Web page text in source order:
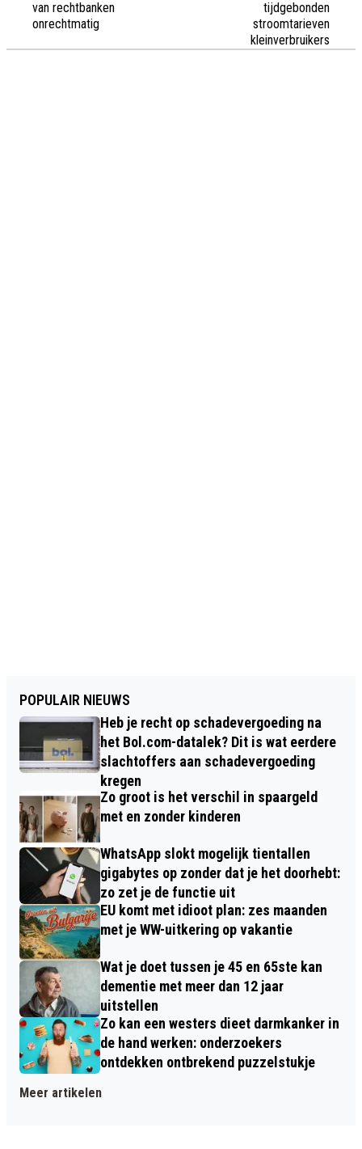
van rechtbanken
onrechtmatig
tijdgebonden
stroomtarieven
kleinverbruikers
POPULAIR NIEUWS
Heb je recht op schadevergoeding na
het Bol.com-datalek? Dit is wat eerdere
slachtoffers aan schadevergoeding
kregen
Zo groot is het verschil in spaargeld
met en zonder kinderen
WhatsApp slokt mogelijk tientallen
gigabytes op zonder dat je het doorhebt:
zo zet je de functie uit
EU komt met idioot plan: zes maanden
met je WW-uitkering op vakantie
Wat je doet tussen je 45 en 65ste kan
dementie met meer dan 12 jaar
uitstellen
Zo kan een westers dieet darmkanker in
de hand werken: onderzoekers
ontdekken ontbrekend puzzelstukje
Meer artikelen